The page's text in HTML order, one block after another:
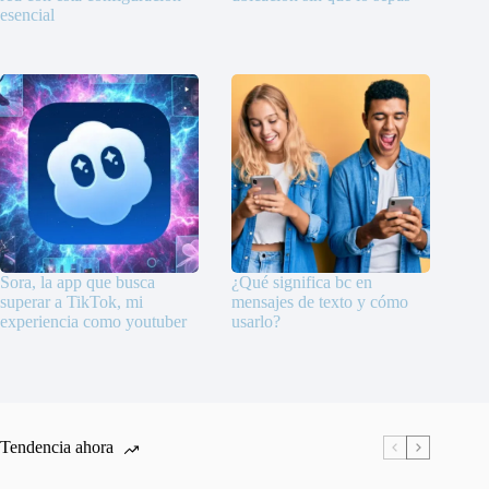
esencial
Sora, la app que busca
superar a TikTok, mi
experiencia como youtuber
¿Qué significa bc en
mensajes de texto y cómo
usarlo?
Tendencia ahora